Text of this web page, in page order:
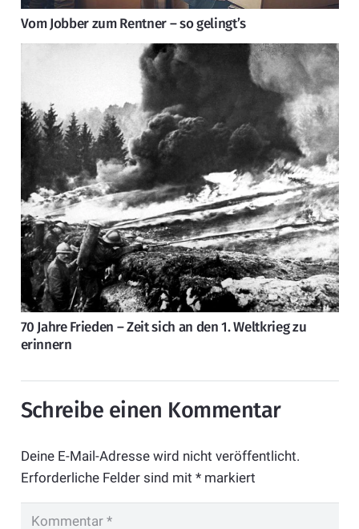
Vom Jobber zum Rentner – so gelingt’s
70 Jahre Frieden – Zeit sich an den 1. Weltkrieg zu
erinnern
Schreibe einen Kommentar
Deine E-Mail-Adresse wird nicht veröffentlicht.
Erforderliche Felder sind mit *markiert